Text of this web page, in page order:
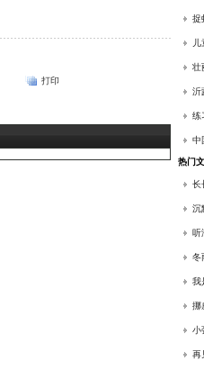
打印
捉
壮
沂
练
中
热门
长
沉
听
冬
我
挪
小
再